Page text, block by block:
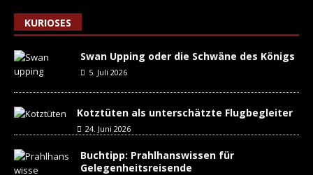
KURIOSES
Swan Upping oder die Schwäne des Königs
5. Juli 2026
Kotztüten als unterschätzte Flugbegleiter
24. Juni 2026
Buchtipp: Prahlhanswissen für
Gelegenheitsreisende